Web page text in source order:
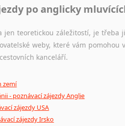
po anglicky
jen teoretickou záležitostí, je
weby, které vám
kanceláří.
zemí
- poznávací zájezdy Anglie
zájezdy USA
zájezdy Irsko